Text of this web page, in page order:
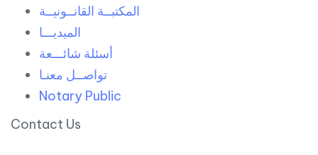
المكتبــة القانــونيــة
الميديـــا
أسئلة شائـــعة
تواصــل معنـا
Notary Public
Contact Us